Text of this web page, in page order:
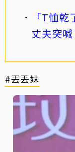
「T恤
丈夫突
#丟丟妹